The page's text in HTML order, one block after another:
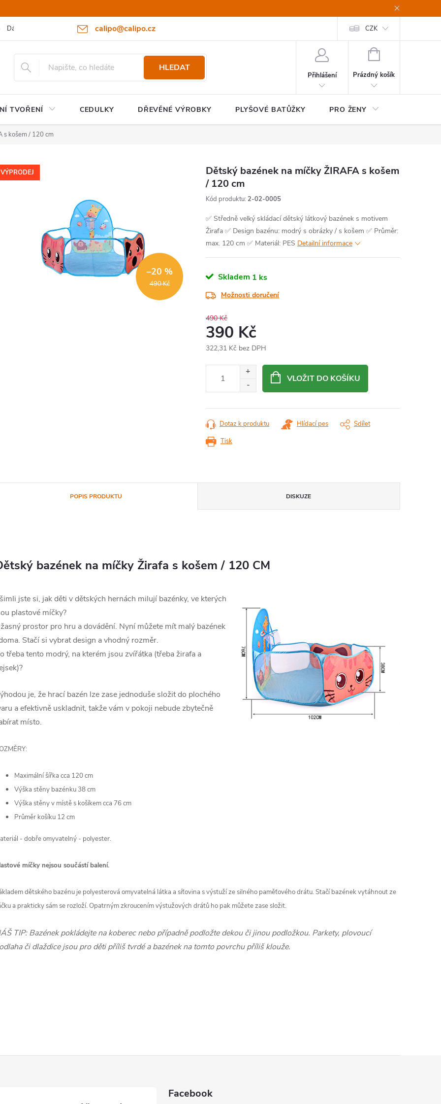
calipo@calipo.cz
Dárkové poukazy Hodnocení obchodu Moje objednávka CZK
HLEDAT
Přihlášení
NÁKUPNÍ
Prázdný košík
TVOŘENÍ CEDULKY DŘEVĚNÉ VÝROBKY PLYŠOVÉ BATŮŽKY PRO ŽENY
s košem / 120 cm
VÝPRODEJ
490 Kč
–20 %
Dětský bazének na míčky ŽIRAFA s košem
/ 120 cm
Kód produktu: 2-02-0005
✅ Středně velký skládací dětský látkový bazének s motivem
Žirafa ✅ Design bazénu: modrý s obrázky / s košem ✅ Průměr:
max. 120 cm ✅ Materiál: PES Detailní informace
Skladem 1 ks
Možnosti doručení
490 Kč
390 Kč
322,31 Kč bez DPH
VLOŽIT DO KOŠÍKU
Tisk
Dotaz k produktu Hlídací pes Sdílet
POPIS PRODUKTU DISKUZE
bazének na míčky Žirafa s košem / 120 CM
jste si, jak děti v dětských hernách milují bazénky, ve kterých
plastové míčky?
prostor pro hru a dovádění. Nyní můžete mít malý bazének
Stačí si vybrat design a vhodný rozměr.
třeba tento modrý, na kterém jsou zvířátka (třeba žirafa a
je, že hrací bazén lze zase jednoduše složit do plochého
a efektivně uskladnit, takže vám v pokoji nebude zbytečně
místo.
Maximální šířka cca 120 cm
Výška stěny bazénku 38 cm
Výška stěny v místě s košíkem cca 76 cm
Průměr košíku 12 cm
- dobře omyvatelný - polyester.
míčky nejsou součástí balení.
dětského bazénu je polyesterová omyvatelná látka a síťovina s výstuží ze silného paměťového drátu. Stačí bazének vytáhnout ze
a prakticky sám se rozloží. Opatrným zkroucením výstužových drátů ho pak můžete zase složit.
TIP: Bazének pokládejte na koberec nebo případně podložte dekou či jinou podložkou. Parkety, plovoucí
či dlaždice jsou pro děti příliš tvrdé a bazének na tomto povrchu příliš klouže.
Facebook